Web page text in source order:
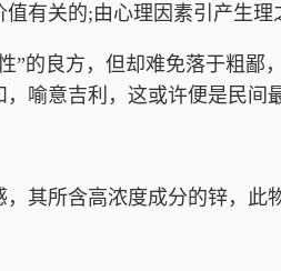
关的;由心理因素引产生理
良方，但却难免落于粗鄙
喻意吉利，这或许便是民间
所含高浓度成分的锌，此物